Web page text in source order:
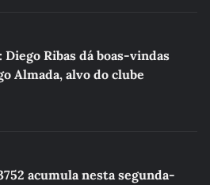
Diego Ribas dá boas-vindas
Almada, alvo do clube
acumula nesta segunda-